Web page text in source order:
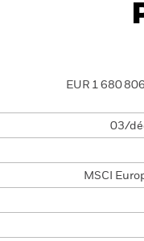
EUR 1 680
03/
MSCI